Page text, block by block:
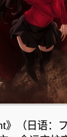
》（日语：